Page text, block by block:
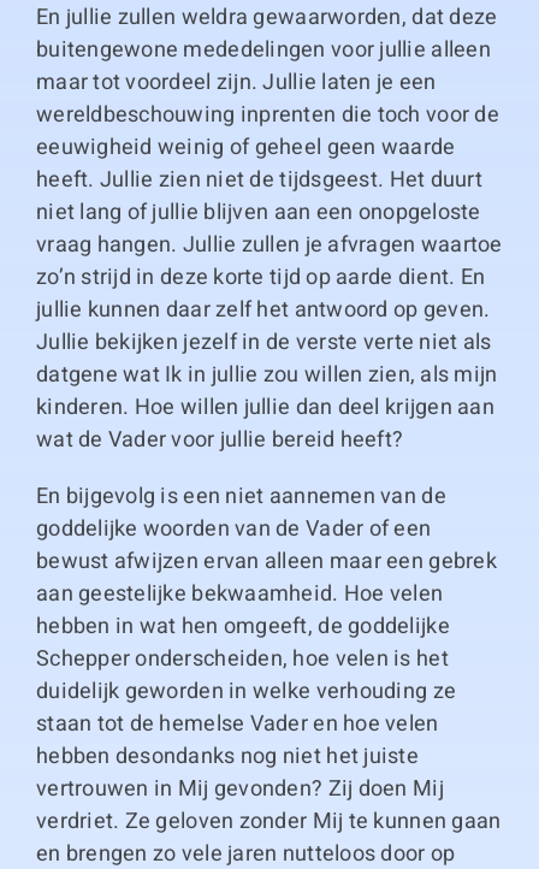
En jullie zullen weldra gewaarworden, dat deze
buitengewone mededelingen voor jullie alleen
maar tot voordeel zijn. Jullie laten je een
wereldbeschouwing inprenten die toch voor de
eeuwigheid weinig of geheel geen waarde
heeft. Jullie zien niet de tijdsgeest. Het duurt
niet lang of jullie blijven aan een onopgeloste
vraag hangen. Jullie zullen je afvragen waartoe
zo’n strijd in deze korte tijd op aarde dient. En
jullie kunnen daar zelf het antwoord op geven.
Jullie bekijken jezelf in de verste verte niet als
datgene wat Ik in jullie zou willen zien, als mijn
kinderen. Hoe willen jullie dan deel krijgen aan
wat de Vader voor jullie bereid heeft?
En bijgevolg is een niet aannemen van de
goddelijke woorden van de Vader of een
bewust afwijzen ervan alleen maar een gebrek
aan geestelijke bekwaamheid. Hoe velen
hebben in wat hen omgeeft, de goddelijke
Schepper onderscheiden, hoe velen is het
duidelijk geworden in welke verhouding ze
staan tot de hemelse Vader en hoe velen
hebben desondanks nog niet het juiste
vertrouwen in Mij gevonden? Zij doen Mij
verdriet. Ze geloven zonder Mij te kunnen gaan
en brengen zo vele jaren nutteloos door op